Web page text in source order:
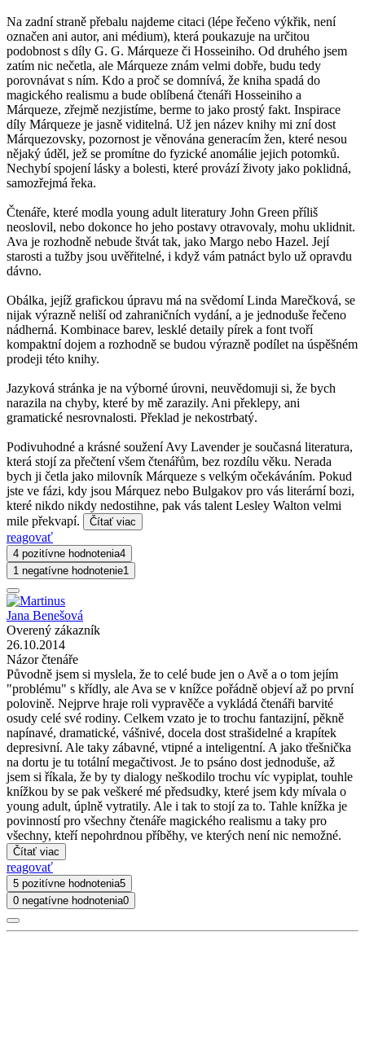
Na zadní straně přebalu najdeme citaci (lépe řečeno výkřik, není
označen ani autor, ani médium), která poukazuje na určitou
podobnost s díly G. G. Márqueze či Hosseiniho. Od druhého jsem
zatím nic nečetla, ale Márqueze znám velmi dobře, budu tedy
porovnávat s ním. Kdo a proč se domnívá, že kniha spadá do
magického realismu a bude oblíbená čtenáři Hosseiniho a
Márqueze, zřejmě nezjistíme, berme to jako prostý fakt. Inspirace
díly Márqueze je jasně viditelná. Už jen název knihy mi zní dost
Márquezovsky, pozornost je věnována generacím žen, které nesou
nějaký úděl, jež se promítne do fyzické anomálie jejich potomků.
Nechybí spojení lásky a bolesti, které provází životy jako poklidná,
samozřejmá řeka.
Čtenáře, které modla young adult literatury John Green příliš
neoslovil, nebo dokonce ho jeho postavy otravovaly, mohu uklidnit.
Ava je rozhodně nebude štvát tak, jako Margo nebo Hazel. Její
starosti a tužby jsou uvěřitelné, i když vám patnáct bylo už opravdu
dávno.
Obálka, jejíž grafickou úpravu má na svědomí Linda Marečková, se
nijak výrazně neliší od zahraničních vydání, a je jednoduše řečeno
nádherná. Kombinace barev, lesklé detaily pírek a font tvoří
kompaktní dojem a rozhodně se budou výrazně podílet na úspěšném
prodeji této knihy.
Jazyková stránka je na výborné úrovni, neuvědomuji si, že bych
narazila na chyby, které by mě zarazily. Ani překlepy, ani
gramatické nesrovnalosti. Překlad je nekostrbatý.
Podivuhodné a krásné soužení Avy Lavender je současná literatura,
která stojí za přečtení všem čtenářům, bez rozdílu věku. Nerada
bych ji četla jako milovník Márqueze s velkým očekáváním. Pokud
jste ve fázi, kdy jsou Márquez nebo Bulgakov pro vás literární bozi,
které nikdo nikdy nedostihne, pak vás talent Lesley Walton velmi
mile překvapí.
Čítať viac
reagovať
4 pozitívne hodnotenia4
1 negatívne hodnotenie1
Jana Benešová
Overený zákazník
26.10.2014
Názor čtenáře
Původně jsem si myslela, že to celé bude jen o Avě a o tom jejím
"problému" s křídly, ale Ava se v knížce pořádně objeví až po první
polovině. Nejprve hraje roli vypravěče a vykládá čtenáři barvité
osudy celé své rodiny. Celkem vzato je to trochu fantazijní, pěkně
napínavé, dramatické, vášnivé, docela dost strašidelné a krapítek
depresivní. Ale taky zábavné, vtipné a inteligentní. A jako třešnička
na dortu je tu totální megačtivost. Je to psáno dost jednoduše, až
jsem si říkala, že by ty dialogy neškodilo trochu víc vypiplat, touhle
knížkou by se pak veškeré mé předsudky, které jsem kdy mívala o
young adult, úplně vytratily. Ale i tak to stojí za to. Tahle knížka je
povinností pro všechny čtenáře magického realismu a taky pro
všechny, kteří nepohrdnou příběhy, ve kterých není nic nemožné.
Čítať viac
reagovať
5 pozitívne hodnotenia5
0 negatívne hodnotenia0